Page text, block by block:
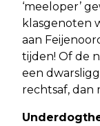
‘meeloper’
klasgenoten
aan
tijden! Of de
een
rechtsaf, dan